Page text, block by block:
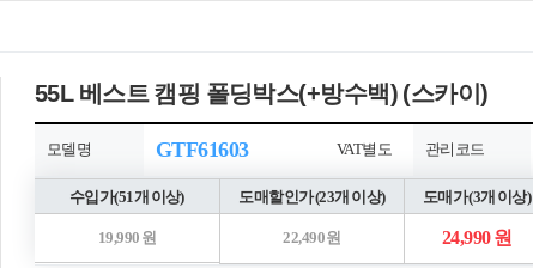
55L 베스트 캠핑 폴딩박스(+방수백) (스카이)
모델명 GTF61603 VAT별도 관리코드
수입가(51개 이상) 도매할인가 (23개 이상) 도매가 (3개 이상)
19,990 원 22,490 원 24,990 원